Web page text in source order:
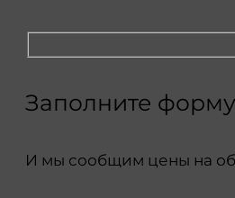
Заполните форму
И мы сообщим цены на